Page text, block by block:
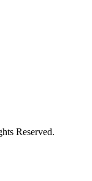
Reserved.